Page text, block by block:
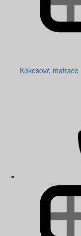
Kokosové matrace